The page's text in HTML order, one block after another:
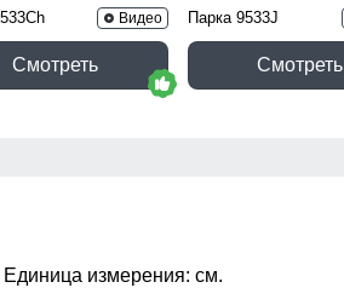
Видео
Смотреть
Парка 9533J
Смотреть
Единица измерения: см.